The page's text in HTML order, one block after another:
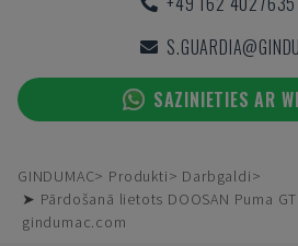
SAZINIETIES AR
GINDUMAC Produkti
Darbgaldi
➤ Pārdošanā lietots DOOSAN Puma
gindumac.com